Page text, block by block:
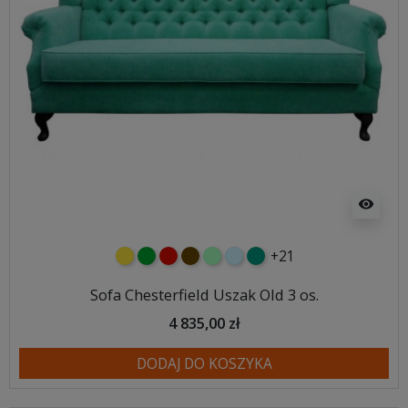
visibility
żółtyzielonyczerwony
czekoladowy
miętowybłękitny
turkusowy
+21
Sofa Chesterfield Uszak Old 3 os.
4 835,00 zł
DODAJ DO KOSZYKA